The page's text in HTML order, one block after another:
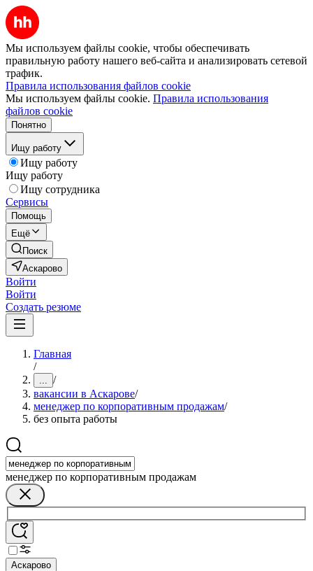
Мы используем файлы cookie, чтобы обеспечивать
правильную работу нашего веб-сайта и анализировать сетевой
трафик.
Правила использования файлов cookie
Мы используем файлы cookie. Правила использования
файлов cookie
Понятно
Ищу работу
Ищу работу
Ищу работу
Ищу сотрудника
Сервисы
Помощь
Ещё
Поиск
Аскарово
Войти
Войти
Создать резюме
Главная
/
... /
вакансии в Аскарове/
менеджер по корпоративным продажам/
без опыта работы
менеджер по корпоративным продажам
Аскарово